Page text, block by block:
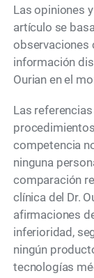
Las opiniones
artículo se
observaciones
información
Ourian en el
Las
competencia
ninguna
comparación
clínica del Dr.
afirmaciones
inferioridad,
ningún
tecnologías